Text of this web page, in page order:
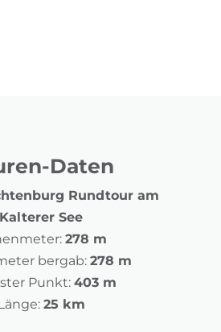
Daten
Rundtour am
Kalterer See
278 m
bergab: 278 m
Punkt: 403 m
25 km